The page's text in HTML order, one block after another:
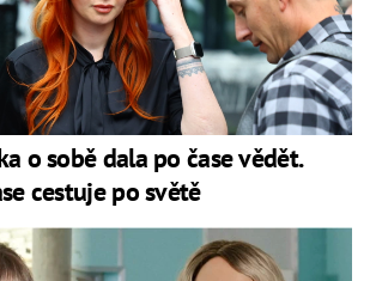
o sobě dala po čase vědět.
cestuje po světě